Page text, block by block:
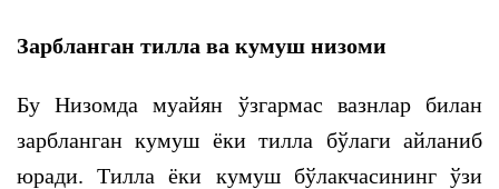
Зарбланган тилла ва кумуш низоми
Бу Низомда муайян ўзгармас вазнлар билан
зарбланган кумуш ёки тилла бўлаги айланиб
юради. Тилла ёки кумуш бўлакчасининг ўзи